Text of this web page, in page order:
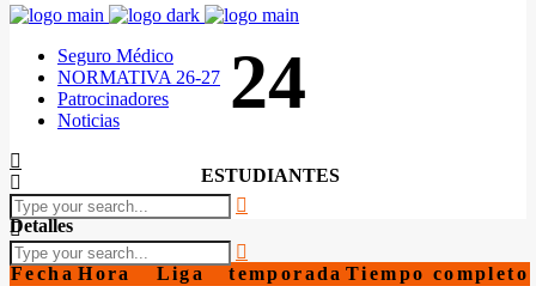
Seguro Médico
NORMATIVA 26-27
Patrocinadores
Noticias
24
ESTUDIANTES
Detalles
Fecha Hora Liga temporada Tiempo completo